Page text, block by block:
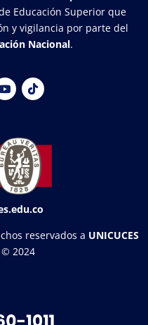
Educación Superior que
y vigilancia por parte del
Nacional.
reservados a UNICUCES
2024